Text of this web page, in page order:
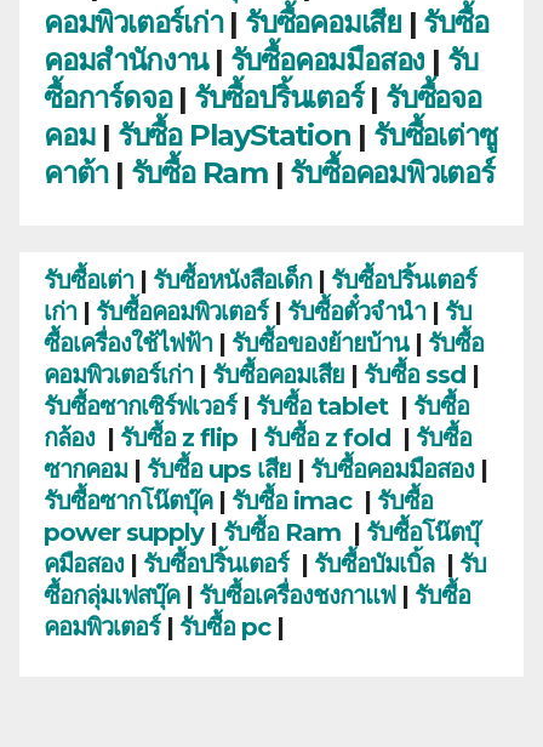
คอมพิวเตอร์เก่า | รับซื้อคอมเสีย | รับซื้อ
คอมสำนักงาน | รับซื้อคอมมือสอง | รับ
ซื้อการ์ดจอ| รับซื้อปริ้นเตอร์| รับซื้อจอ
คอม| รับซื้อ PlayStation | รับซื้อเต่าซู
คาต้า| รับซื้อ Ram | รับซื้อคอมพิวเตอร์
รับซื้อเต่า| รับซื้อหนังสือเด็ก| รับซื้อปริ้นเตอร์
เก่า| รับซื้อคอมพิวเตอร์| รับซื้อตั๋วจำนำ| รับ
ซื้อเครื่องใช้ไฟฟ้า| รับซื้อของย้ายบ้าน| รับซื้อ
คอมพิวเตอร์เก่า| รับซื้อคอมเสีย | รับซื้อ ssd |
รับซื้อซากเซิร์ฟเวอร์| รับซื้อ tablet | รับซื้อ
กล้อง | รับซื้อ z flip | รับซื้อ z fold | รับซื้อ
ซากคอม | รับซื้อ ups เสีย | รับซื้อคอมมือสอง|
รับซื้อซากโน๊ตบุ๊ค| รับซื้อ imac | รับซื้อ
power supply| รับซื้อ Ram | รับซื้อโน๊ตบุ๊
คมือสอง| รับซื้อปริ้นเตอร์ | รับซื้อบัมเบิ้ล | รับ
ซื้อกลุ่มเฟสบุ๊ค| รับซื้อเครื่องชงกาแฟ | รับซื้อ
คอมพิวเตอร์| รับซื้อ pc|